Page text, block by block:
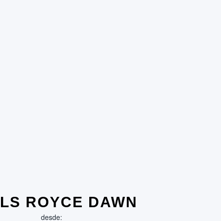
ROYCE DAWN
desde: